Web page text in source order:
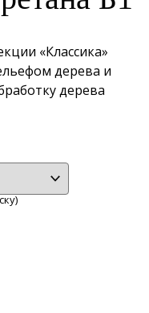
«Классика»
дерева и
дерева